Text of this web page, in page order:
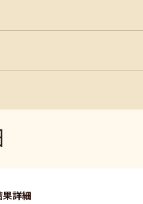
詳細